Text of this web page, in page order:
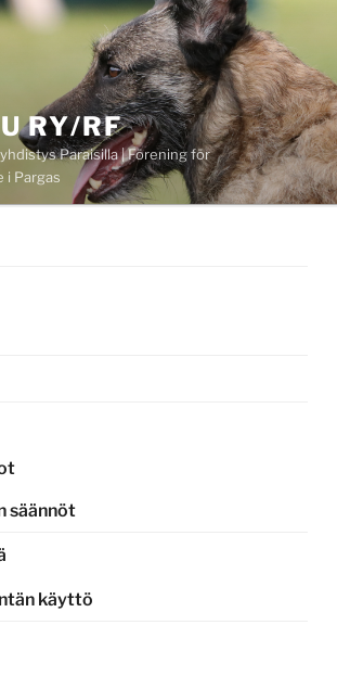
RY/RF
Paraisilla | Förening för
i Pargas
säännöt
käyttö